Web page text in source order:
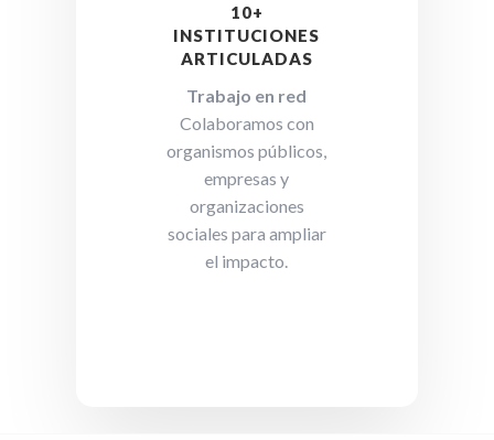
10+
INSTITUCIONES
ARTICULADAS
Trabajo en red
Colaboramos con
organismos públicos,
empresas y
organizaciones
sociales para ampliar
el impacto.